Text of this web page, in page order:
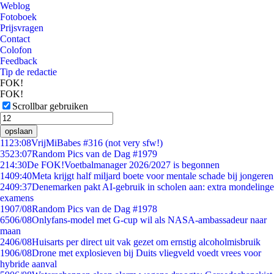
Weblog
Fotoboek
Prijsvragen
Contact
Colofon
Feedback
Tip de redactie
FOK!
FOK!
Scrollbar gebruiken
opslaan
11 23:08VrijMiBabes #316 (not very sfw!)
3523:07Random Pics van de Dag #1979
214:30De FOK!Voetbalmanager 2026/2027 is begonnen
1409:40Meta krijgt half miljard boete voor mentale schade bij jongeren
2409:37Denemarken pakt AI-gebruik in scholen aan: extra mondelinge
examens
1907/08Random Pics van de Dag #1978
6506/08Onlyfans-model met G-cup wil als NASA-ambassadeur naar
maan
2406/08Huisarts per direct uit vak gezet om ernstig alcoholmisbruik
1906/08Drone met explosieven bij Duits vliegveld voedt vrees voor
hybride aanval